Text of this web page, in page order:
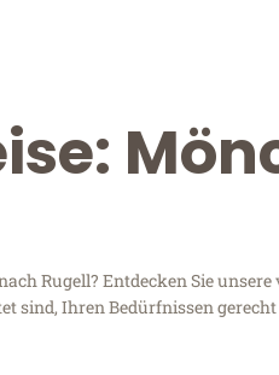
Rugell? Entdecken Sie
sind, Ihren Bedürfnissen